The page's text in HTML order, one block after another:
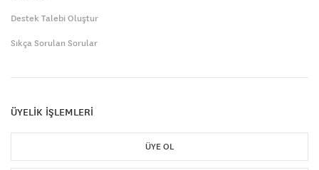
Destek Talebi Oluştur
Sıkça Sorulan Sorular
ÜYELİK İŞLEMLERİ
ÜYE OL